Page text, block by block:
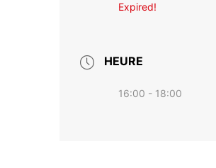
Expired!
HEURE
16:00 - 18:00